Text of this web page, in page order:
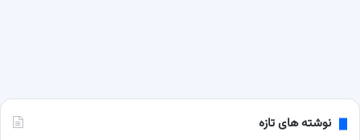
نوشته های تازه